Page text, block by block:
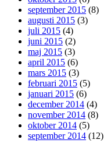
september 2015 (8)
augusti 2015 (3)
juli 2015 (4)
juni 2015 (2)
maj 2015 (3)
april 2015 (6)
mars 2015 (3)
februari 2015 (5)
januari 2015 (6)
december 2014 (4)
november 2014 (8)
oktober 2014 (5)
september 2014 (12)